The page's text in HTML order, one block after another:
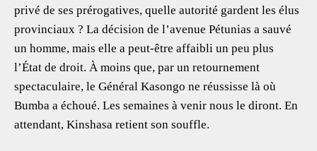
privé de ses prérogatives, quelle autorité gardent les élus
provinciaux ? La décision de l’avenue Pétunias a sauvé
un homme, mais elle a peut-être affaibli un peu plus
l’État de droit. À moins que, par un retournement
spectaculaire, le Général Kasongo ne réussisse là où
Bumba a échoué. Les semaines à venir nous le diront. En
attendant, Kinshasa retient son souffle.